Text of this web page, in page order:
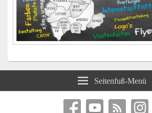
Seitenfuß-Menü